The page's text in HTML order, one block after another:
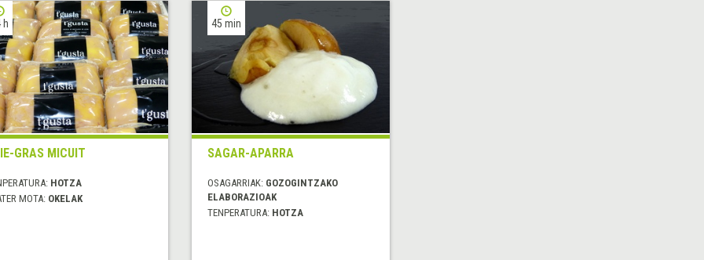
h
GRAS MICUIT
HOTZA
MOTA: OKELAK
45 min
SAGAR-APARRA
OSAGARRIAK: GOZOGINTZAKO
ELABORAZIOAK
TENPERATURA: HOTZA